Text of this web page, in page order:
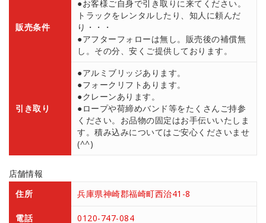
販売条件
●お客様ご自身で引き取りに来てください。
トラックをレンタルしたり、知人に頼んだ
り・・・
●アフターフォローは無し。販売後の補償無
し。その分、安くご提供しております。
引き取り
●アルミブリッジあります。
●フォークリフトあります。
●クレーンあります。
●ロープや荷締めバンド等をたくさんご持参
ください。お品物の固定はお手伝いいたしま
す。積み込みについてはご安心くださいませ
(^^)
店舗情報
住所
兵庫県神崎郡福崎町西治41-8
電話 0120-747-084